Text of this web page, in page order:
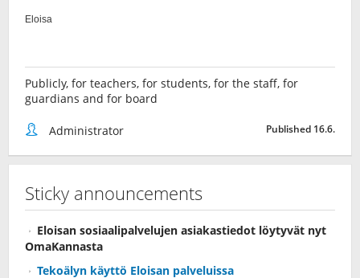
Publicly, for teachers, for students, for the staff, for
guardians and for board
Administrator Published 16.6.
Sticky announcements
Eloisan sosiaalipalvelujen asiakastiedot löytyvät nyt
OmaKannasta
Tekoälyn käyttö Eloisan palveluissa